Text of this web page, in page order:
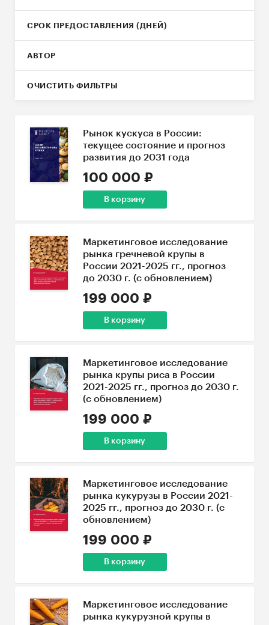
СРОК ПРЕДОСТАВЛЕНИЯ (ДНЕЙ)
АВТОР
ОЧИСТИТЬ ФИЛЬТРЫ
Рынок кускуса в России:
текущее состояние и прогноз
развития до 2031 года
100 000 ₽
В корзину
Маркетинговое исследование
рынка гречневой крупы в
России 2021-2025 гг., прогноз
до 2030 г. (с обновлением)
199 000 ₽
В корзину
Маркетинговое исследование
рынка крупы риса в России
2021-2025 гг., прогноз до 2030 г.
(с обновлением)
199 000 ₽
В корзину
Маркетинговое исследование
рынка кукурузы в России 2021-
2025 гг., прогноз до 2030 г. (с
обновлением)
199 000 ₽
В корзину
Маркетинговое исследование
рынка кукурузной крупы в